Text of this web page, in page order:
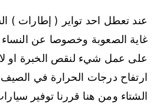
عند تعطل احد تواير ( إطارات )
غاية الصعوبة وخصوصا عن النساء
على عمل شيء لنقص الخبرة او
ارتفاح درجات الحرارة في
الشتاء ومن هنا قررنا توفير